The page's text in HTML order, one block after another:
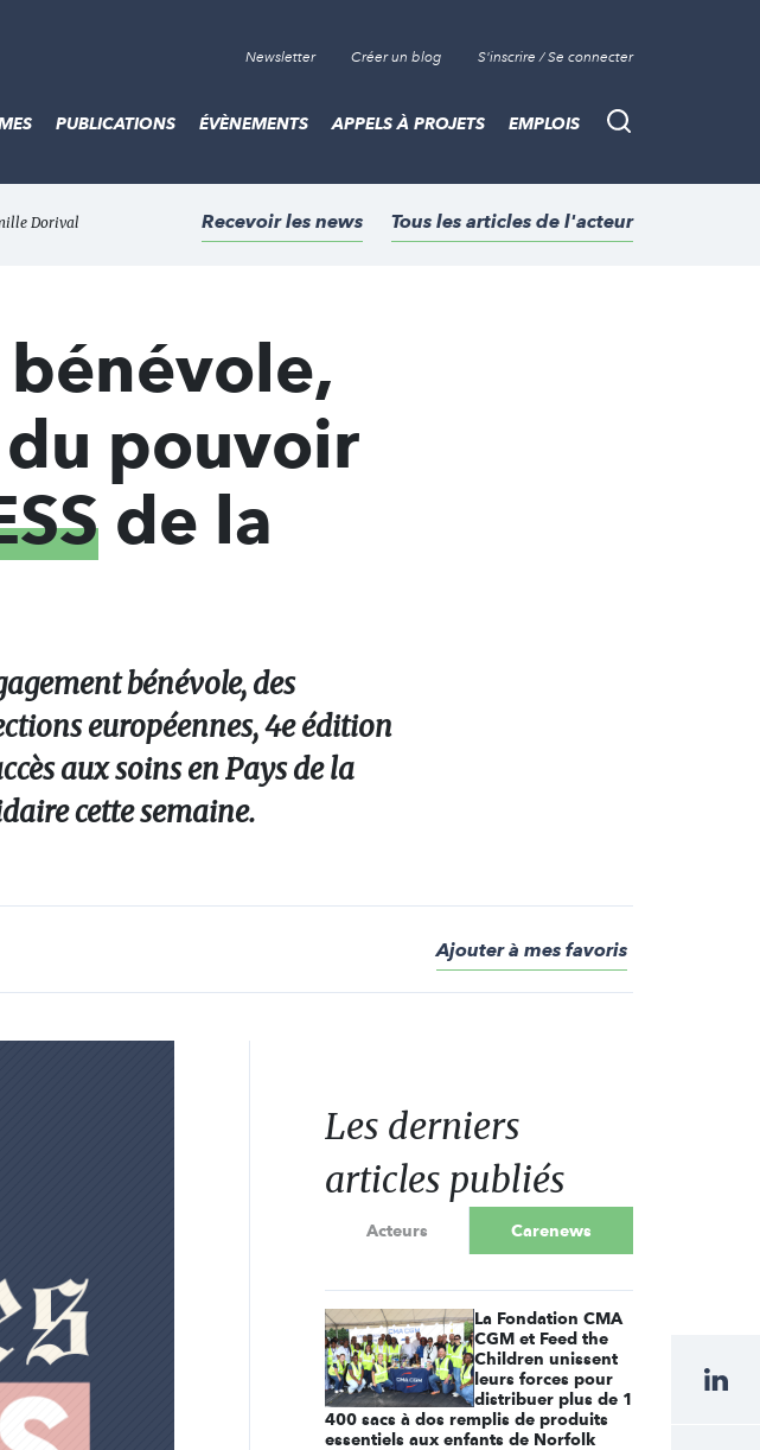
Newsletter Créer un blog S'inscrire / Se connecter
Recherche
PUBLICATIONS ÉVÈNEMENTS APPELS À PROJETS EMPLOIS
Dorival Recevoir les news Tous les articles de l'acteur
pouvoir
de la
bénévole, des
européennes, 4e édition
aux soins en Pays de la
cette semaine.
Ajouter à mes favoris
Les derniers
articles publiés
Acteurs Carenews
La Fondation CMA
CGM et Feed the
Children unissent
leurs forces pour
distribuer plus de 1
400 sacs à dos remplis de produits
essentiels aux enfants de Norfolk